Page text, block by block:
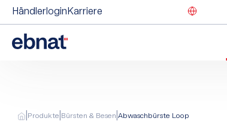
Händlerlogin Karriere
Produkte Bürsten & Besen |Abwaschbürste Loop